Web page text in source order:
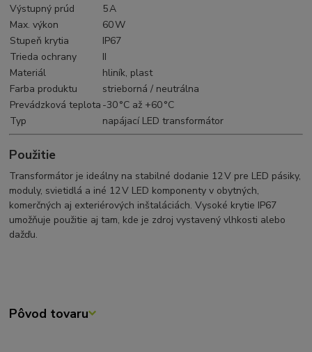
Výstupný prúd
5 A
Max. výkon
60 W
Stupeň krytia
IP67
Trieda ochrany
II
Materiál
hliník, plast
Farba produktu
strieborná / neutrálna
Prevádzková teplota -30 °C až +60 °C
Typ
napájací LED transformátor
Použitie
Transformátor je ideálny na stabilné dodanie 12 V pre LED pásiky,
moduly, svietidlá a iné 12 V LED komponenty v obytných,
komerčných aj exteriérových inštaláciách. Vysoké krytie IP67
umožňuje použitie aj tam, kde je zdroj vystavený vlhkosti alebo
dažďu.
Pôvod tovaru